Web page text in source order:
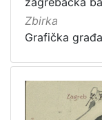
Zbirka
Grafička građa